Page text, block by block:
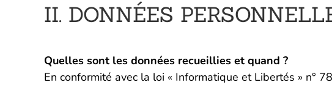
II. DONNÉES
Quelles sont les données recueillies et quand ?
En conformité avec la loi « Informatique et Libertés »